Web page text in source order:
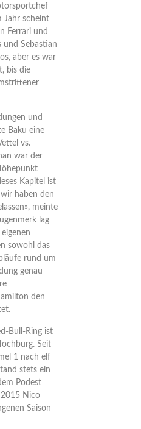
Jahr scheint
Ferrari und
und Sebastian
aber es war
bis die
und
Baku eine
vs.
war der
Kapitel ist
haben den
meinte
lag
sowohl das
rund um
genau
den
Bull-Ring ist
Seit
1 nach elf
stets ein
Podest
Nico
Saison